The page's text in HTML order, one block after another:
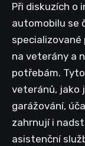
Při diskuzích o
automobilu se
na veterány a
potřebám.
veteránů, jako
garážování,
zahrnují i
asistenční